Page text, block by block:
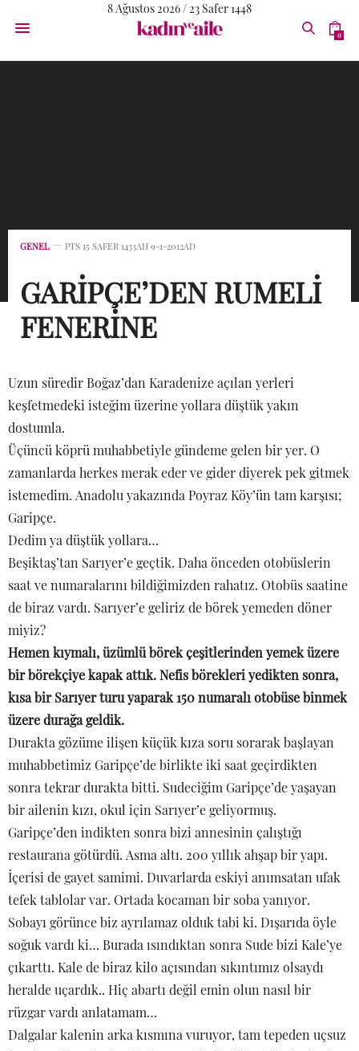
8 Ağustos 2026 / 23 Safer 1448
0
GENEL PTS 15 SAFER 1433AH 9-1-2012AD
GARİPÇE’DEN RUMELİ
FENERİNE
Uzun süredir Boğaz’dan Karadenize açılan yerleri
keşfetmedeki isteğim üzerine yollara düştük yakın
dostumla.
Üçüncü köprü muhabbetiyle gündeme gelen bir yer. O
zamanlarda herkes merak eder ve gider diyerek pek gitmek
istemedim. Anadolu yakazında Poyraz Köy’ün tam karşısı;
Garipçe.
Dedim ya düştük yollara…
Beşiktaş’tan Sarıyer’e geçtik. Daha önceden otobüslerin
saat ve numaralarını bildiğimizden rahatız. Otobüs saatine
de biraz vardı. Sarıyer’e geliriz de börek yemeden döner
miyiz?
Hemen kıymalı, üzümlü börek çeşitlerinden yemek üzere
bir börekçiye kapak attık. Nefis börekleri yedikten sonra,
kısa bir Sarıyer turu yaparak 150 numaralı otobüse binmek
üzere durağa geldik.
Durakta gözüme ilişen küçük kıza soru sorarak başlayan
muhabbetimiz Garipçe’de birlikte iki saat geçirdikten
sonra tekrar durakta bitti. Sudeciğim Garipçe’de yaşayan
bir ailenin kızı, okul için Sarıyer’e geliyormuş.
Garipçe’den indikten sonra bizi annesinin çalıştığı
restaurana götürdü. Asma altı. 200 yıllık ahşap bir yapı.
İçerisi de gayet samimi. Duvarlarda eskiyi anımsatan ufak
tefek tablolar var. Ortada kocaman bir soba yanıyor.
Sobayı görünce biz ayrılamaz olduk tabi ki. Dışarıda öyle
soğuk vardı ki… Burada ısındıktan sonra Sude bizi Kale’ye
çıkarttı. Kale de biraz kilo açısından sıkıntımız olsaydı
heralde uçardık.. Hiç abartı değil emin olun nasıl bir
rüzgar vardı anlatamam…
Dalgalar kalenin arka kısmına vuruyor, tam tepeden uçsuz